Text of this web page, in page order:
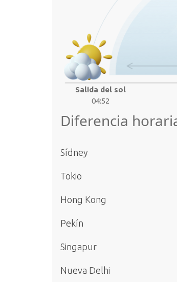
Salida del sol
04:52
Diferencia
Sídney
Tokio
Hong Kong
Pekín
Singapur
Nueva Delhi